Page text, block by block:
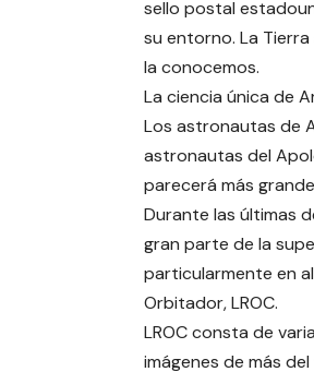
sello postal
su entorno. La
la conocemos.
La ciencia única de
Los astronautas de
astronautas del
parecerá más
Durante las últimas
gran parte de la
particularmente en
Orbitador, LROC.
LROC consta de
imágenes de más